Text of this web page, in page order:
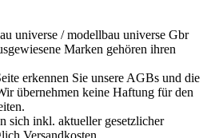
universe / modellbau universe Gbr
Marken gehören ihren
erkennen Sie unsere AGBs und die
übernehmen keine Haftung für den
sich inkl. aktueller gesetzlicher